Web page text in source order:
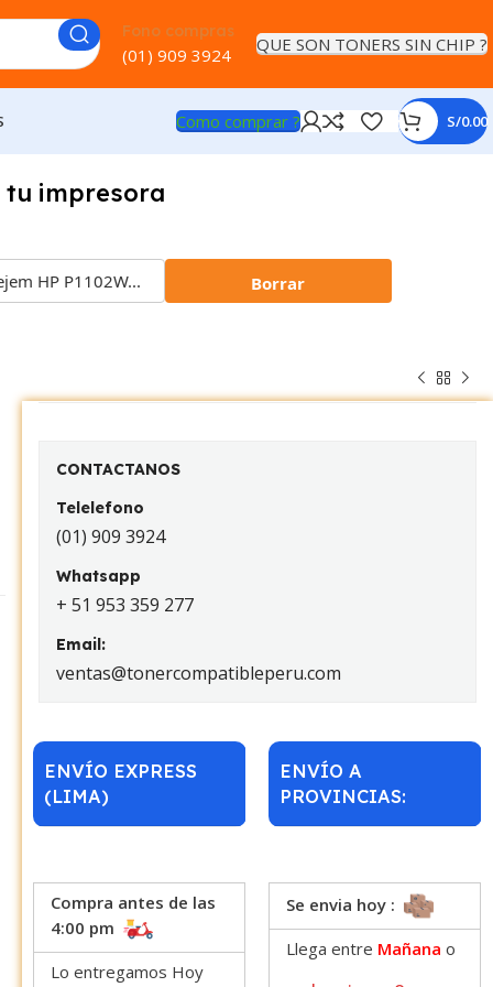
Fono compras
(01) 909 3924 QUE SON TONERS SIN CHIP ?
Como comprar ? S/0.00
tu impresora
Borrar
CONTACTANOS
Telelefono
(01) 909 3924
Whatsapp
+ 51 953 359 277
Email:
ventas@tonercompatibleperu.com
ENVÍO EXPRESS
(LIMA)
Compra antes de las
4:00 pm
Lo entregamos Hoy
ENVÍO A
PROVINCIAS:
Se envia hoy :
Llega entre Mañana o